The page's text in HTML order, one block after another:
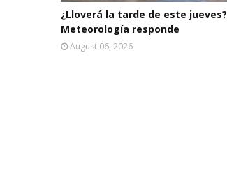
¿Lloverá la tarde de este jueves?
Meteorología responde
August 06, 2026